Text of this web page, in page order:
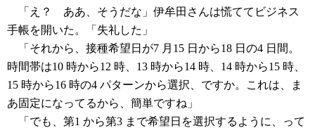
「え？ ああ、そうだな」伊牟田さんは慌ててビジネス
手帳を開いた。「失礼した」
「それから、接種希望日が7 月15 日から18 日の4 日間。
時間帯は10 時から12 時、13 時から14 時、14 時から15 時、
15 時から16 時の4 パターンから選択、ですか。これは、ま
あ固定になってるから、簡単ですね」
「でも、第1 から第3 まで希望日を選択するように、って